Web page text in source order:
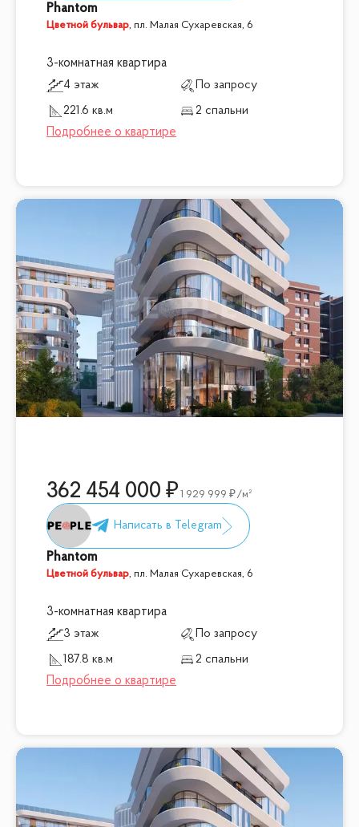
Phantom
Цветной бульвар,пл. Малая Сухаревская, 6
3-комнатная квартира
4 этаж
По запросу
221.6 кв.м
2 спальни
362 454 000 1 929 999 /м²
Phantom
Цветной бульвар,пл. Малая Сухаревская, 6
3-комнатная квартира
3 этаж
По запросу
187.8 кв.м
2 спальни